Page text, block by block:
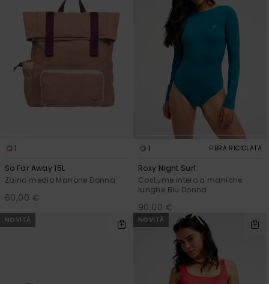
1
So Far Away 15L
Zaino medio Marrone Donna
60,00 €
1 FIBRA RICICLATA
Roxy Night Surf
Costume intero a maniche
lunghe Blu Donna
90,00 €
NOVITÀ NOVITÀ